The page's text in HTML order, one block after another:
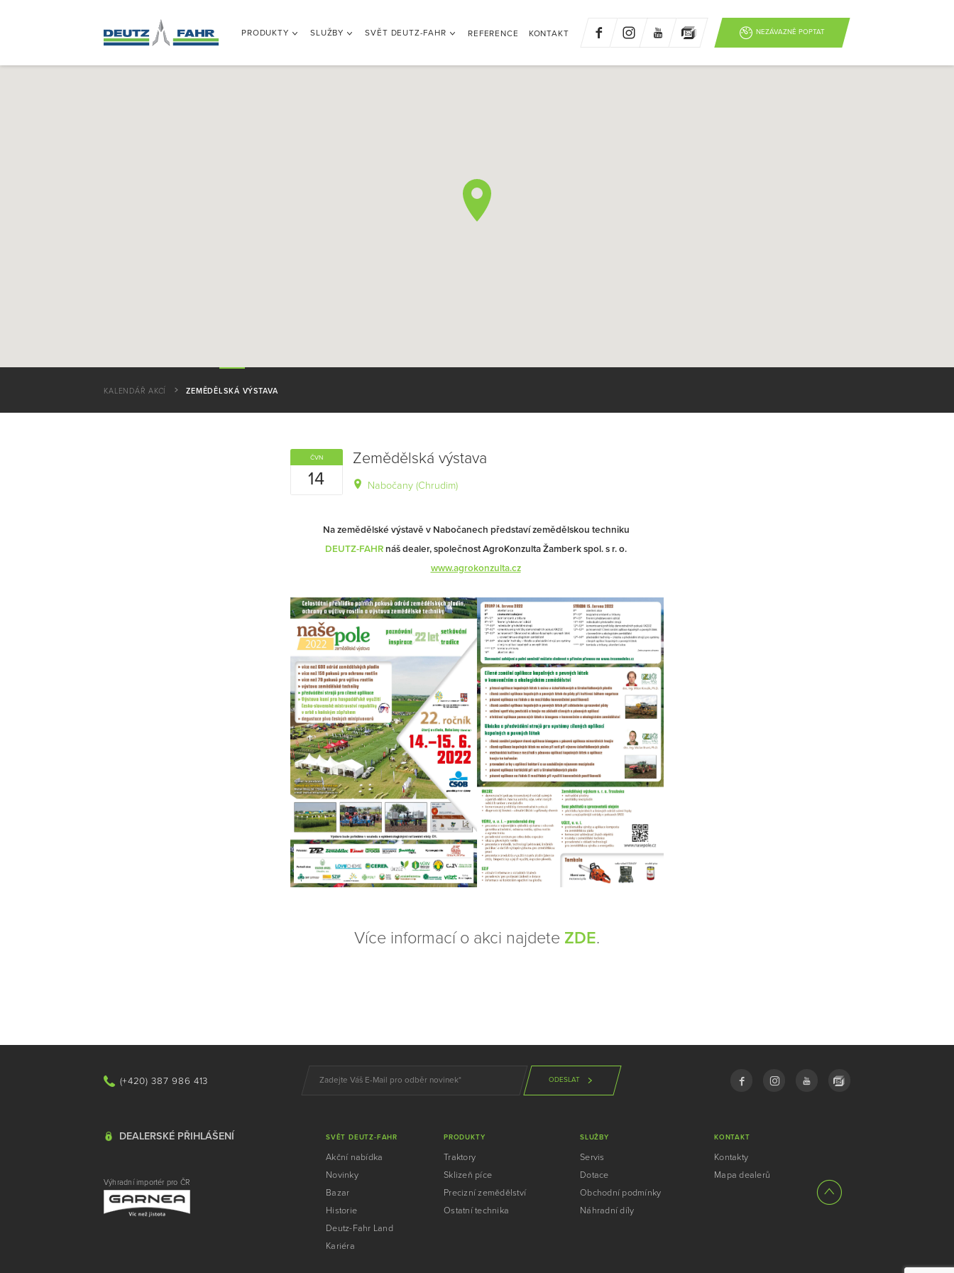
PRODUKTY SLUŽBY SVĚT DEUTZ-FAHR REFERENCE KONTAKT NEZÁVAZNĚ POPTAT
KALENDÁŘ AKCÍ ZEMĚDĚLSKÁ VÝSTAVA
ČVN
14
Zemědělská výstava
Nabočany (Chrudim)
Na zemědělské výstavě v Nabočanech představí zemědělskou techniku
DEUTZ-FAHR náš dealer, společnost AgroKonzulta Žamberk spol. s r. o.
www.agrokonzulta.cz
Více informací o akci najdete ZDE.
(+420) 387 986 413 ODESLAT
DEALERSKÉ PŘIHLÁŠENÍ
Výhradní importér pro ČR
SVĚT DEUTZ-FAHR
Akční nabídka
Novinky
Bazar
Historie
Deutz-Fahr Land
Kariéra
PRODUKTY
Traktory
Sklizeň píce
Precizní zemědělství
Ostatní technika
SLUŽBY
Servis
Dotace
Obchodní podmínky
Náhradní díly
KONTAKT
Kontakty
Mapa dealerů